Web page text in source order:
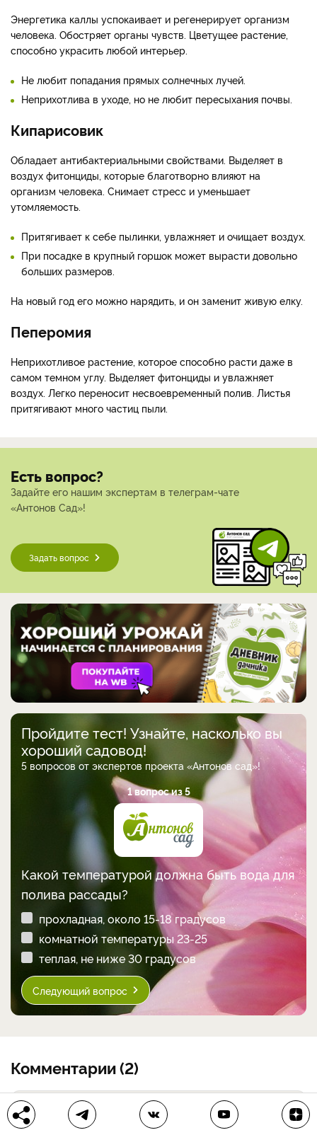
Энергетика каллы успокаивает и регенерирует организм
человека. Обостряет органы чувств. Цветущее растение,
способно украсить любой интерьер.
Не любит попадания прямых солнечных лучей.
Неприхотлива в уходе, но не любит пересыхания почвы.
Кипарисовик
Обладает антибактериальными свойствами. Выделяет в
воздух фитонциды, которые благотворно влияют на
организм человека. Снимает стресс и уменьшает
утомляемость.
Притягивает к себе пылинки, увлажняет и очищает воздух.
При посадке в крупный горшок может вырасти довольно
больших размеров.
На новый год его можно нарядить, и он заменит живую елку.
Пеперомия
Неприхотливое растение, которое способно расти даже в
самом темном углу. Выделяет фитонциды и увлажняет
воздух. Легко переносит несвоевременный полив. Листья
притягивают много частиц пыли.
Есть вопрос?
Задайте его нашим экспертам в телеграм-чате
«Антонов Сад»!
Задать вопрос
Пройдите тест! Узнайте, насколько вы
хороший садовод!
5 вопросов от экспертов проекта «Антонов сад»!
1 вопрос из 5
Какой температурой должна быть вода для
полива рассады?
прохладная, около 15-18 градусов
комнатной температуры 23-25
теплая, не ниже 30 градусов
Следующий вопрос
Комментарии (2)